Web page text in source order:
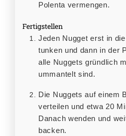
Polenta vermengen.
Fertigstellen
Jeden Nugget erst in die pflanzliche Milch
tunken und dann in der
alle Nuggets gründlich
ummantelt sind.
Die Nuggets auf einem Blech mit Backpapier
verteilen und etwa 20
Danach wenden und
backen.